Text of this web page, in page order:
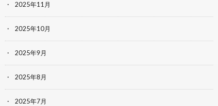
2025年11月
2025年10月
2025年9月
2025年8月
2025年7月